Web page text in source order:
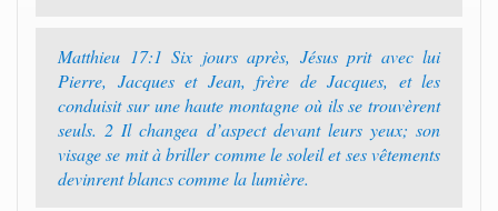
Matthieu 17:1 Six jours après, Jésus prit avec lui
Pierre, Jacques et Jean, frère de Jacques, et les
conduisit sur une haute montagne où ils se trouvèrent
seuls. 2 Il changea d’aspect devant leurs yeux; son
visage se mit à briller comme le soleil et ses vêtements
devinrent blancs comme la lumière.